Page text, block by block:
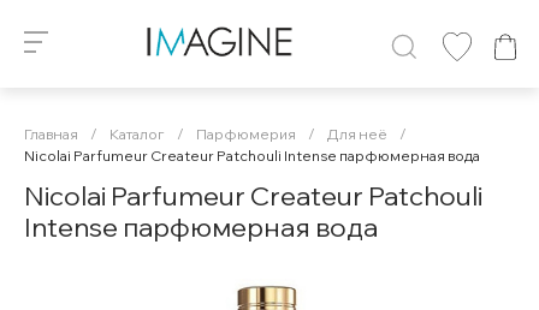
Главная / Каталог / Парфюмерия / Для неё
/
Nicolai Parfumeur Createur Patchouli Intense парфюмерная вода
Nicolai Parfumeur Createur Patchouli
Intense парфюмерная вода